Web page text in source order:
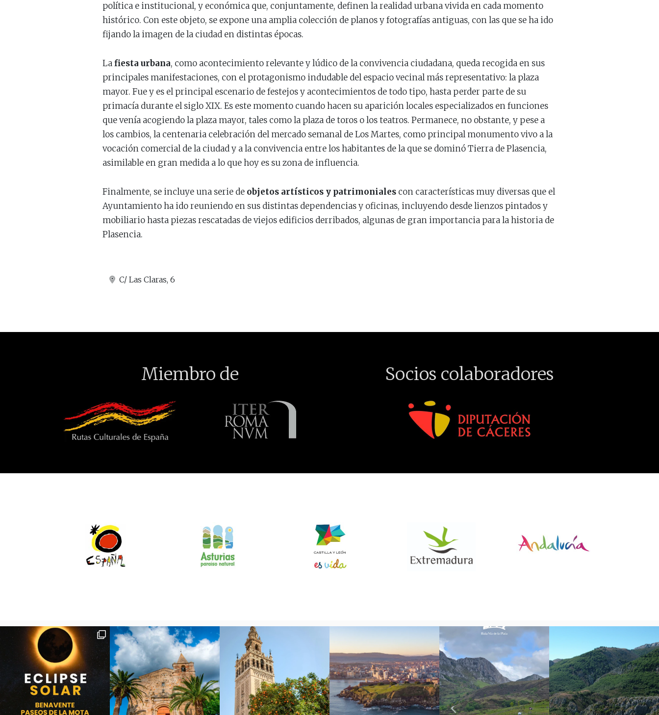
política e institucional, y económica que, conjuntamente, definen la realidad urbana vivida en cada momento
histórico. Con este objeto, se expone una amplia colección de planos y fotografías antiguas, con las que se ha ido
fijando la imagen de la ciudad en distintas épocas.
Lafiesta urbana, como acontecimiento relevante y lúdico de la convivencia ciudadana, queda recogida en sus
principales manifestaciones, con el protagonismo indudable del espacio vecinal más representativo: la plaza
mayor. Fue y es el principal escenario de festejos y acontecimientos de todo tipo, hasta perder parte de su
primacía durante el siglo XIX. Es este momento cuando hacen su aparición locales especializados en funciones
que venía acogiendo la plaza mayor, tales como la plaza de toros o los teatros. Permanece, no obstante, y pese a
los cambios, la centenaria celebración del mercado semanal de Los Martes, como principal monumento vivo a la
vocación comercial de la ciudad y a la convivencia entre los habitantes de la que se dominó Tierra de Plasencia,
asimilable en gran medida a lo que hoy es su zona de influencia.
Finalmente, se incluye una serie de objetos artísticos y patrimoniales con características muy diversas que el
Ayuntamiento ha ido reuniendo en sus distintas dependencias y oficinas, incluyendo desde lienzos pintados y
mobiliario hasta piezas rescatadas de viejos edificios derribados, algunas de gran importancia para la historia de
Plasencia.
C/ Las Claras, 6
Miembro de Socios colaboradores